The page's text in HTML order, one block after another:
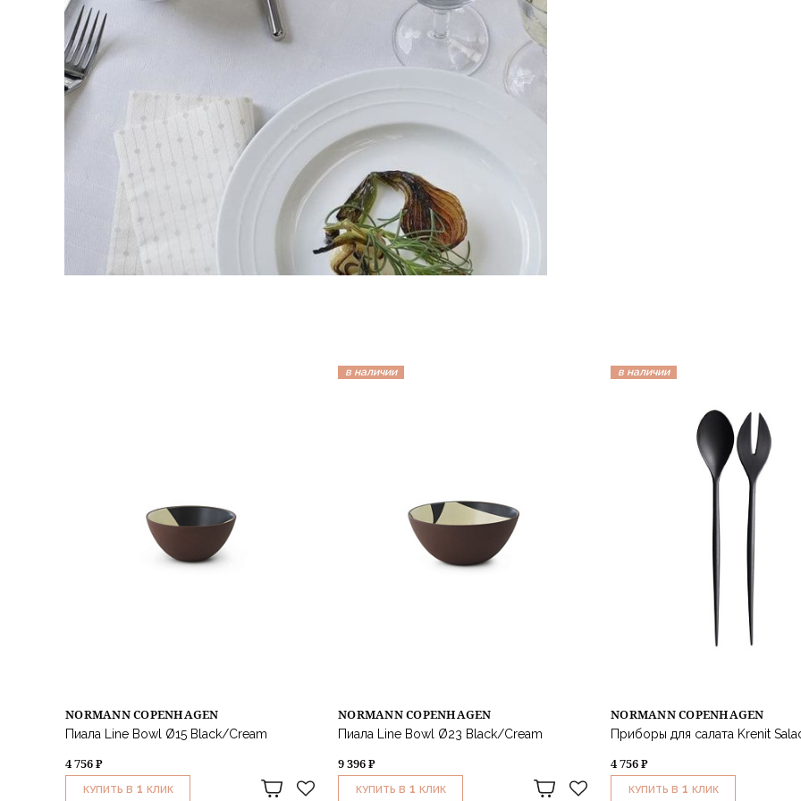
NORMANN COPENHAGEN
Пиала Line Bowl Ø15 Black/Cream
4 756 ₽
КУПИТЬ В 1 КЛИК
в наличии
NORMANN COPENHAGEN
Пиала Line Bowl Ø23 Black/Cream
9 396 ₽
КУПИТЬ В 1 КЛИК
в наличии
NORMANN COPENHAGEN
Приборы для салата Krenit
4 756 ₽
КУПИТЬ В 1 КЛИК